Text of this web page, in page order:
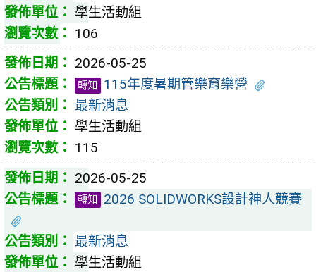
學生活動組
106
2026-05-25
轉知
115年度暑期管樂育樂營
最新消息
學生活動組
115
2026-05-25
轉知 2026 SOLIDWORKS設計神人競賽
最新消息
學生活動組